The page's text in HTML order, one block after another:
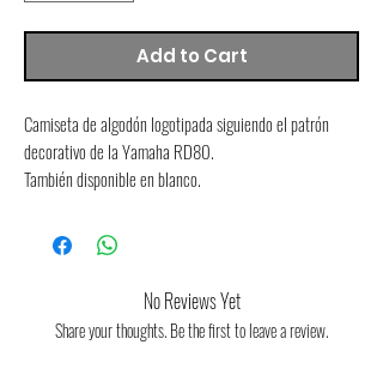
Add to Cart
Camiseta de algodón logotipada siguiendo el patrón
decorativo de la Yamaha RD80.
También disponible en blanco.
No Reviews Yet
Share your thoughts. Be the first to leave a review.